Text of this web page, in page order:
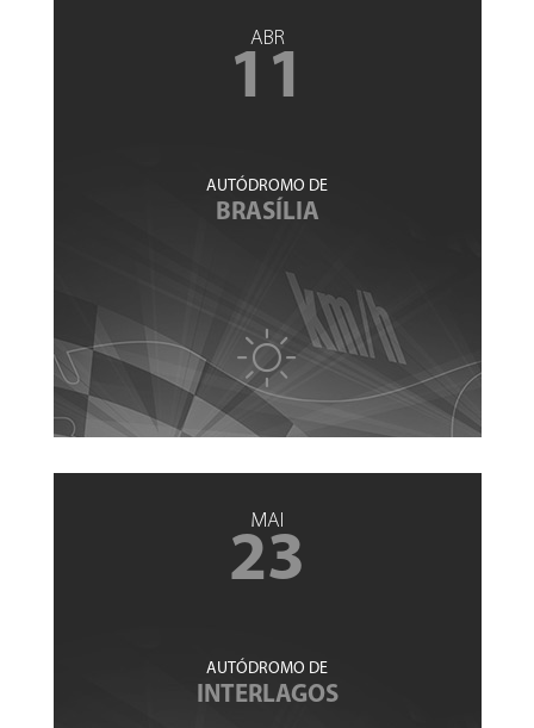
ABR
11
AUTÓDROMO DE
BRASÍLIA
MAI
23
AUTÓDROMO DE
INTERLAGOS